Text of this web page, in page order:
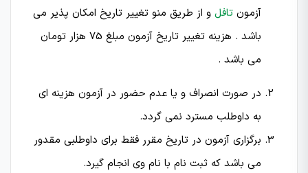
آزمون تافلو از طریق منو تغییر تاریخ امکان پذیر می
باشد . هزینه تغییر تاریخ آزمون مبلغ 75 هزار تومان
می باشد .
در صورت انصراف و یا عدم حضور در آزمون هزینه ای
به داوطلب مسترد نمی گردد.
برگزاری آزمون در تاریخ مقرر فقط برای داوطلبی مقدور
می باشد که ثبت نام با نام وی انجام گیرد.